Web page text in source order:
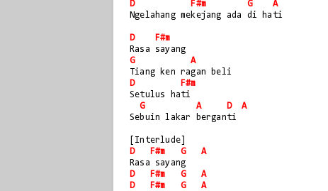
D
F#m G
A
Ngelahang mekejang ada di hati
D
F#m
Rasa sayang
G
A
Tiang ken ragan beli
D
F#m
Setulus hati
G
A D
A
Sebuin lakar berganti
[Interlude]
D
F#m G
A
Rasa sayang
D
F#m G
A
D
F#m G
A